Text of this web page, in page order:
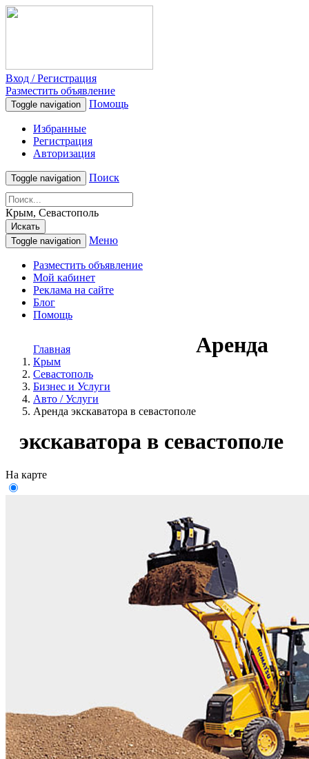
Вход / Регистрация
Разместить объявление
Toggle navigation Помощь
Избранные
Регистрация
Авторизация
Toggle navigation Поиск
Крым, Севастополь
Искать
Toggle navigation
Меню
Разместить объявление
Мой кабинет
Реклама на сайте
Блог
Помощь
Главная
Крым
Севастополь
Бизнес и Услуги
Авто / Услуги
Аренда экскаватора в севастополе
Аренда
экскаватора в севастополе
На карте